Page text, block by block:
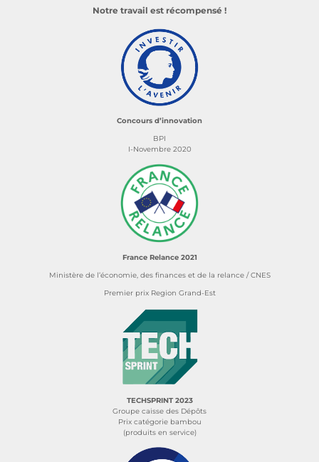
Notre travail est récompensé !
Concours d’innovation
BPI
I-Novembre 2020
France Relance 2021
Ministère de l’économie, des finances et de la relance / CNES
Premier prix Region Grand-Est
TECHSPRINT 2023
Groupe caisse des Dépôts
Prix catégorie bambou
(produits en service)